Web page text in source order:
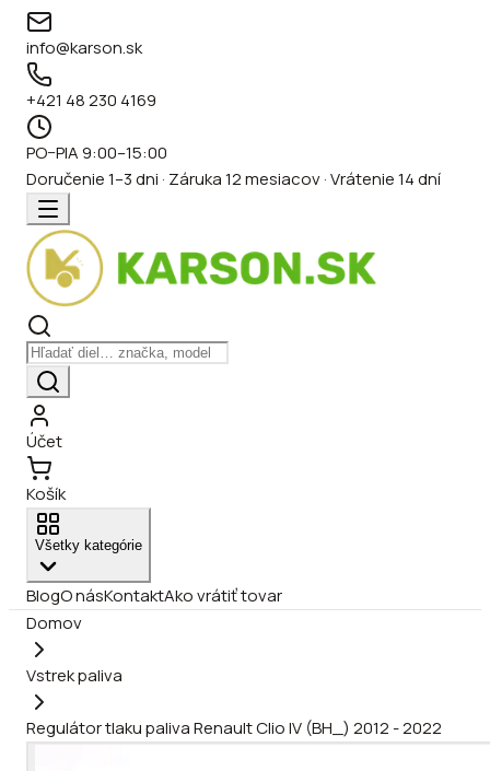
info@karson.sk
+421 48 230 4169
PO–PIA 9:00–15:00
Doručenie 1–3 dni · Záruka 12 mesiacov · Vrátenie 14 dní
Účet
Košík
Všetky kategórie
BlogO násKontaktAko vrátiť tovar
Domov
Vstrek paliva
Regulátor tlaku paliva Renault Clio IV (BH_) 2012 - 2022